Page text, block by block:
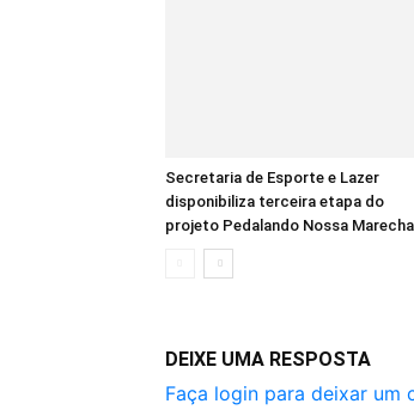
Secretaria de Esporte e Lazer
disponibiliza terceira etapa do
projeto Pedalando Nossa Marechal
DEIXE UMA RESPOSTA
Faça login para deixar um